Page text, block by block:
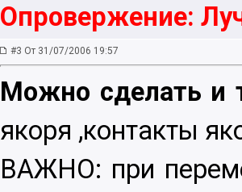
Опровержение:
#3 От 31/07/2006 19:57
Можно сделать и
якоря ,контакты
ВАЖНО: при